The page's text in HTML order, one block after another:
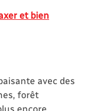
et bien
avec des
forêt
encore.